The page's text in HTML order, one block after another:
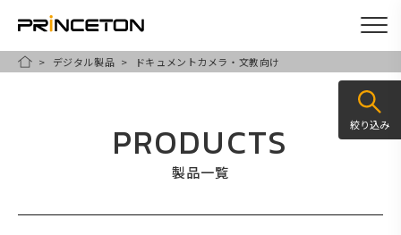
HOMEデジタル製品 ドキュメントカメラ・文教向け
PRODUCTS
製品一覧
絞り込み